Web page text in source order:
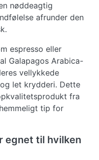
nøddeagtig
afrunder den
espresso eller
Galapagos Arabica-
vellykkede
let krydderi. Dette
fra
tip for
egnet til hvilken